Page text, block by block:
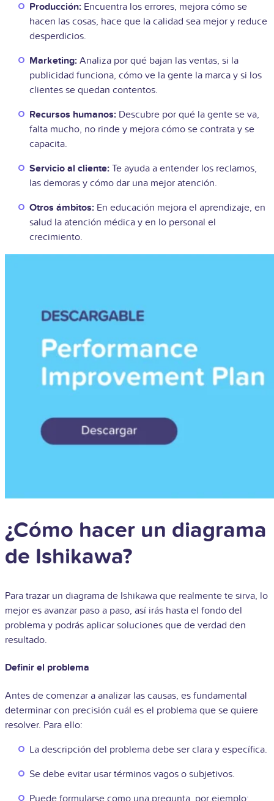
Producción: Encuentra los errores, mejora cómo se
hacen las cosas, hace que la calidad sea mejor y reduce
desperdicios.
Marketing: Analiza por qué bajan las ventas, si la
publicidad funciona, cómo ve la gente la marca y si los
clientes se quedan contentos.
Recursos humanos: Descubre por qué la gente se va,
falta mucho, no rinde y mejora cómo se contrata y se
capacita.
Servicio al cliente: Te ayuda a entender los reclamos,
las demoras y cómo dar una mejor atención.
Otros ámbitos: En educación mejora el aprendizaje, en
salud la atención médica y en lo personal el
crecimiento.
¿Cómo hacer un diagrama
de Ishikawa?
Para trazar un diagrama de Ishikawa que realmente te sirva, lo
mejor es avanzar paso a paso, así irás hasta el fondo del
problema y podrás aplicar soluciones que de verdad den
resultado.
Definir el problema
Antes de comenzar a analizar las causas, es fundamental
determinar con precisión cuál es el problema que se quiere
resolver. Para ello:
La descripción del problema debe ser clara y específica.
Se debe evitar usar términos vagos o subjetivos.
Puede formularse como una pregunta, por ejemplo: